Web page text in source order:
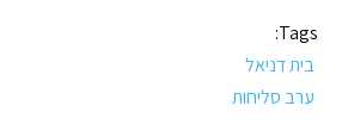
Tags:
בית דניאל
ערב סליחות